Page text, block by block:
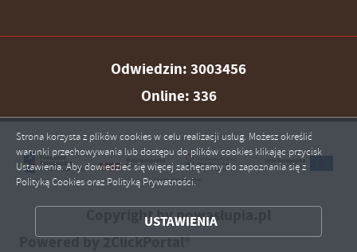
Odwiedzin: 3003456
Online: 336
Copyright by nowaslupia.pl
Powered by2ClickPortal®
Strona korzysta z plików cookies w celu realizacji usług. Możesz określić
warunki przechowywania lub dostępu do plików cookies klikając przycisk
Ustawienia. Aby dowiedzieć się więcej zachęcamy do zapoznania się z
Polityką Cookies oraz Polityką Prywatności.
USTAWIENIA
ZEZWÓL NA WSZYSTKIE